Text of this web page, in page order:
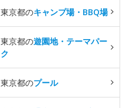
東京都のキャンプ場・BBQ場
東京都の遊園地・テーマパー
ク
東京都のプール